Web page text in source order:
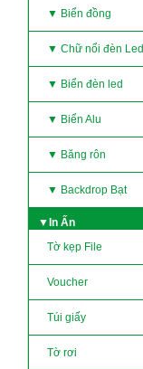
▼ Biển đồng
▼ Chữ nổi đèn Led
▼ Biển đèn led
▼ Biển Alu
▼ Băng rôn
▼ Backdrop Bạt
▼In Ấn
Tờ kẹp File
Voucher
Túi giấy
Tờ rơi